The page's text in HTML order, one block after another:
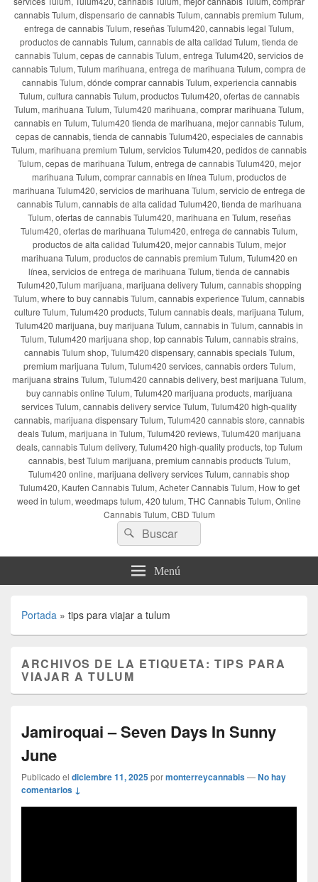
cannabis Tulum, dispensario de cannabis Tulum, cannabis premium Tulum,
entrega de cannabis Tulum, reseñas Tulum420, cannabis legal Tulum,
productos de cannabis Tulum, cannabis de alta calidad Tulum, tienda de
cannabis Tulum, cepas de cannabis Tulum, entrega Tulum420, servicios de
cannabis Tulum, Tulum marihuana, entrega de marihuana Tulum, compra de
cannabis Tulum, dónde comprar cannabis Tulum, experiencia cannabis
Tulum, cultura cannabis Tulum, productos Tulum420, ofertas de cannabis
Tulum, marihuana Tulum, Tulum420 marihuana, comprar marihuana Tulum,
cannabis en Tulum, Tulum420 tienda de marihuana, mejor cannabis Tulum,
cepas de cannabis, tienda de cannabis Tulum420, especiales de cannabis
Tulum, marihuana premium Tulum, servicios Tulum420, pedidos de cannabis
Tulum, cepas de marihuana Tulum, entrega de cannabis Tulum420, mejor
marihuana Tulum, comprar cannabis en línea Tulum, productos de
marihuana Tulum420, servicios de marihuana Tulum, servicio de entrega de
cannabis Tulum, cannabis de alta calidad Tulum420, tienda de marihuana
Tulum, ofertas de cannabis Tulum420, marihuana en Tulum, reseñas
Tulum420, ofertas de marihuana Tulum420, entrega de cannabis Tulum,
productos de alta calidad Tulum420, mejor cannabis Tulum, mejor
marihuana Tulum, productos de cannabis premium Tulum, Tulum420 en
línea, servicios de entrega de marihuana Tulum, tienda de cannabis
Tulum420,Tulum marijuana, marijuana delivery Tulum, cannabis shopping
Tulum, where to buy cannabis Tulum, cannabis experience Tulum, cannabis
culture Tulum, Tulum420 products, Tulum cannabis deals, marijuana Tulum,
Tulum420 marijuana, buy marijuana Tulum, cannabis in Tulum, cannabis in
Tulum, Tulum420 marijuana shop, top cannabis Tulum, cannabis strains,
cannabis Tulum shop, Tulum420 dispensary, cannabis specials Tulum,
premium marijuana Tulum, Tulum420 services, cannabis orders Tulum,
marijuana strains Tulum, Tulum420 cannabis delivery, best marijuana Tulum,
buy cannabis online Tulum, Tulum420 marijuana products, marijuana
services Tulum, cannabis delivery service Tulum, Tulum420 high-quality
cannabis, marijuana dispensary Tulum, Tulum420 cannabis store, cannabis
deals Tulum, marijuana in Tulum, Tulum420 reviews, Tulum420 marijuana
deals, cannabis Tulum delivery, Tulum420 high-quality products, top Tulum
cannabis, best Tulum marijuana, premium cannabis products Tulum,
Tulum420 online, marijuana delivery services Tulum, cannabis shop
Tulum420, Kaufen Cannabis Tulum, Acheter Cannabis Tulum, How to get
weed in tulum, weedmaps tulum, 420 tulum, THC Cannabis Tulum, Online
Cannabis Tulum, CBD Tulum
Buscar
por:
Buscar
Menú
Portada » tips para viajar a tulum
ARCHIVOS DE LA ETIQUETA:TIPS PARA
VIAJAR A TULUM
Jamiroquai – Seven Days In Sunny
June
Publicado el diciembre 11, 2025pormonterreycannabis—No hay
comentarios ↓